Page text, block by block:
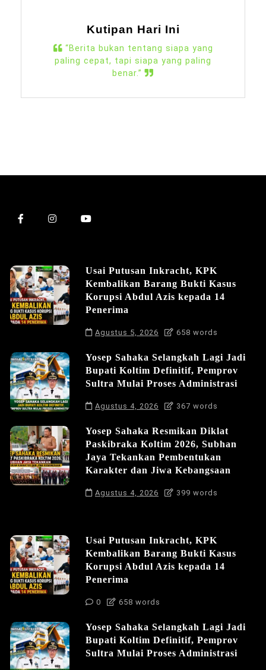
Kutipan Hari Ini
“Berita bukan tentang siapa yang
paling cepat, tapi siapa yang paling
benar.”
Usai Putusan Inkracht, KPK
Kembalikan Barang Bukti Kasus
Korupsi Abdul Azis kepada 14
Penerima
Agustus 5, 2026 658 words
Yosep Sahaka Selangkah Lagi Jadi
Bupati Koltim Definitif, Pemprov
Sultra Mulai Proses Administrasi
Agustus 4, 2026 367 words
Yosep Sahaka Resmikan Diklat
Paskibraka Koltim 2026, Subhan
Jaya Tekankan Pembentukan
Karakter dan Jiwa Kebangsaan
Agustus 4, 2026 399 words
Usai Putusan Inkracht, KPK
Kembalikan Barang Bukti Kasus
Korupsi Abdul Azis kepada 14
Penerima
0 658 words
Yosep Sahaka Selangkah Lagi Jadi
Bupati Koltim Definitif, Pemprov
Sultra Mulai Proses Administrasi